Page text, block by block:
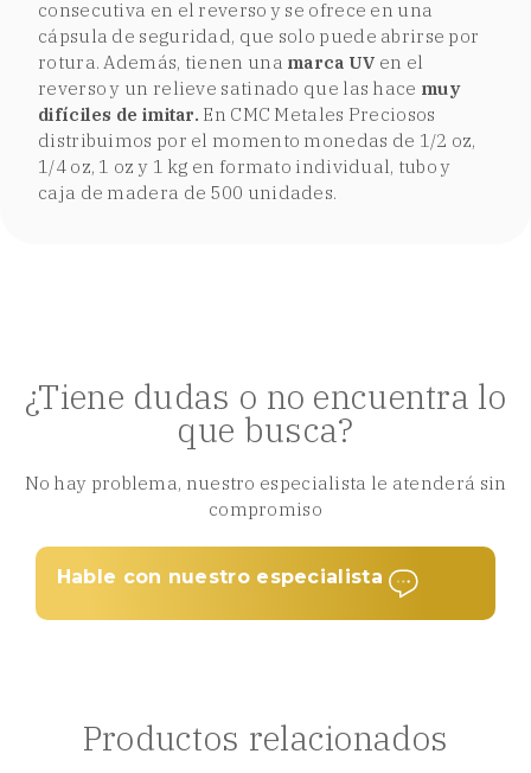
consecutiva en el reverso y se ofrece en una
cápsula de seguridad, que solo puede abrirse por
rotura. Además, tienen una marca UV en el
reverso y un relieve satinado que las hace muy
difíciles de imitar. En CMC Metales Preciosos
distribuimos por el momento monedas de 1/2 oz,
1/4 oz, 1 oz y 1 kg en formato individual, tubo y
caja de madera de 500 unidades.
¿Tiene dudas o no encuentra lo
que busca?
No hay problema, nuestro especialista le atenderá sin
compromiso
Hable con nuestro especialista
Productos relacionados